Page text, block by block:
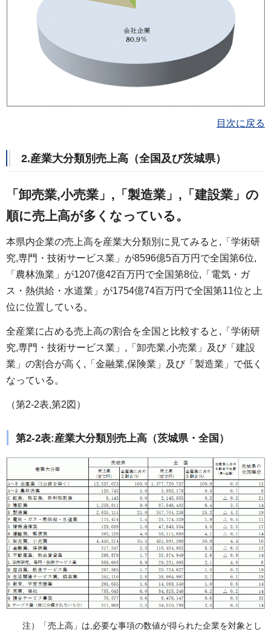
目次に戻る
2.産業大分類別売上高（全国及び茨城県）
「卸売業,小売業」,「製造業」,「建設業」の
順に売上高が多くなっている。
本県内企業の売上高を産業大分類別に見てみると,「学術研
究,専門・技術サービス業」が8596億5百万円で全国第6位,
「農林漁業」が1207億42百万円で全国第8位,「電気・ガ
ス・熱供給・水道業」が1754億74百万円で全国第11位と上
位に位置している。
全産業に占める売上高の割合を全国と比較すると,「学術研
究,専門・技術サービス業」,「卸売業,小売業」及び「建設
業」の割合が高く,「金融業,保険業」及び「製造業」で低く
なっている。
（第2-2表,第2図）
第2-2表:産業大分類別売上高（茨城県・全国）
注）「売上高」は,必要な事項の数値が得られた企業を対象とし